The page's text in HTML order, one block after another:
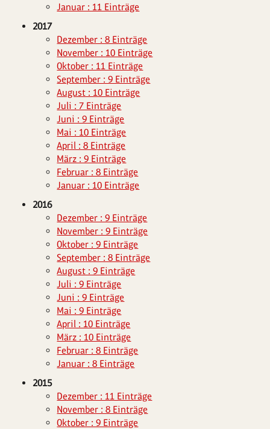
Januar : 11 Einträge
2017
Dezember : 8 Einträge
November : 10 Einträge
Oktober : 11 Einträge
September : 9 Einträge
August : 10 Einträge
Juli : 7 Einträge
Juni : 9 Einträge
Mai : 10 Einträge
April : 8 Einträge
März : 9 Einträge
Februar : 8 Einträge
Januar : 10 Einträge
2016
Dezember : 9 Einträge
November : 9 Einträge
Oktober : 9 Einträge
September : 8 Einträge
August : 9 Einträge
Juli : 9 Einträge
Juni : 9 Einträge
Mai : 9 Einträge
April : 10 Einträge
März : 10 Einträge
Februar : 8 Einträge
Januar : 8 Einträge
2015
Dezember : 11 Einträge
November : 8 Einträge
Oktober : 9 Einträge